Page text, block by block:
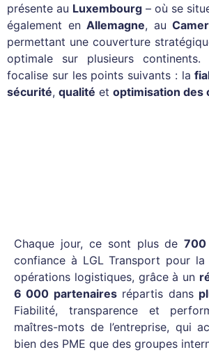
présente au Luxembourg – où se
également enAllemagne, au
permettant une couverture
optimale sur plusieurs
focalise sur les points suivants : la
sécurité, qualité et optimisation des
Chaque jour, ce sont plus de
confiance à LGL Transport pour
opérations logistiques, grâce à un
6 000 partenairesrépartis dans
Fiabilité, transparence et
maîtres-mots de l’entreprise, qui
bien des PME que des groupes